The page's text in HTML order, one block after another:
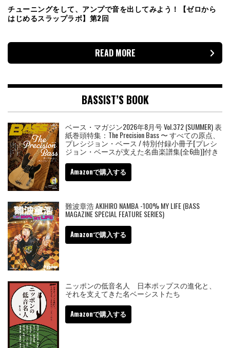
チューニングをして、アンプで音を出してみよう！【ゼロから
はじめるスラップラボ】第2回
READ MORE
BASSIST’S BOOK
ベース・マガジン2026年8月号 Vol.372 (SUMMER) 表
紙巻頭特集：The Precision Bass 〜 すべての原点、
プレシジョン・ベース / 特別付録小冊子[プレシ
ジョン・ベースが支えた名曲楽譜集(全6曲)]付き
Amazonで購入する
難波章浩 AKIHIRO NAMBA -100% MY LIFE (BASS
MAGAZINE SPECIAL FEATURE SERIES)
Amazonで購入する
ニッポンの低音名人 日本ポップスの進化と、
それを支えてきた名ベーシストたち
Amazonで購入する